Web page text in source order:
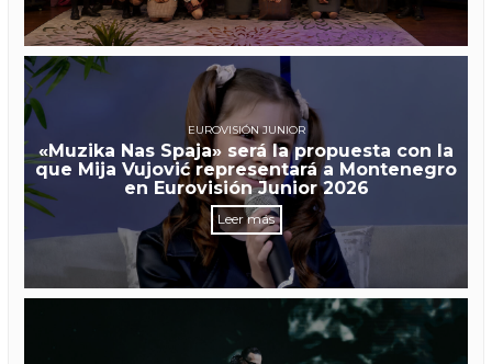
EUROVISIÓN JUNIOR
«Muzika Nas Spaja» será la propuesta con la
que Mija Vujović representará a Montenegro
en Eurovisión Junior 2026
Leer más